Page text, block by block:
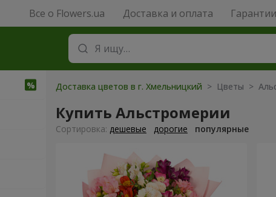
Все о Flowers.ua Доставка и оплата
Доставка цветов в г. Хмельницкий > Цветы >
Купить Альстромерии
Cортировка: дешевые дорогие популярные